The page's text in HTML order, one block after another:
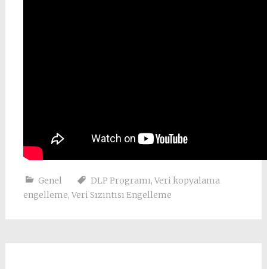
Genel DLP Programı, Veri kopyalama
engelleme, Veri Sızıntısı Engelleme